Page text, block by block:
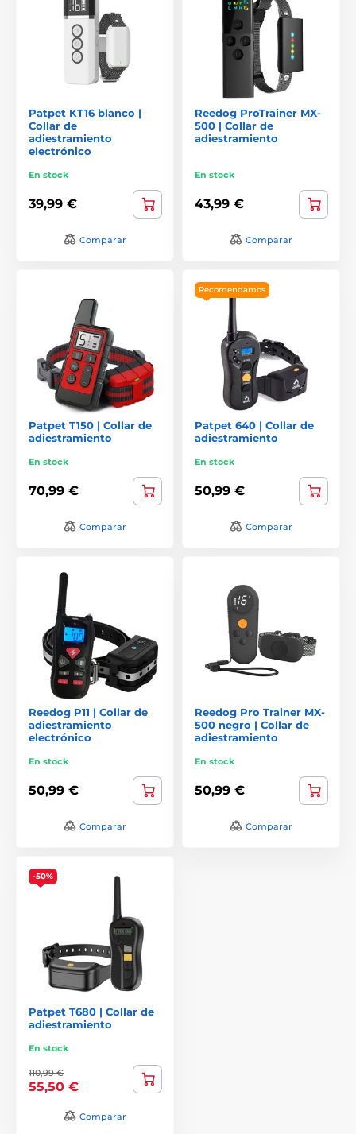
Patpet KT16 blanco |
Collar de
adiestramiento
electrónico
En stock
39,99 €
Comparar
Reedog ProTrainer MX-
500 | Collar de
adiestramiento
En stock
43,99 €
Comparar
Patpet T150 | Collar de
adiestramiento
En stock
70,99 €
Comparar
Recomendamos
Patpet 640 | Collar de
adiestramiento
En stock
50,99 €
Comparar
Reedog P11 | Collar de
adiestramiento
electrónico
En stock
50,99 €
Comparar
Reedog Pro Trainer MX-
500 negro | Collar de
adiestramiento
En stock
50,99 €
Comparar
-50%
Patpet T680 | Collar de
adiestramiento
En stock
110,99 €
55,50 €
Comparar